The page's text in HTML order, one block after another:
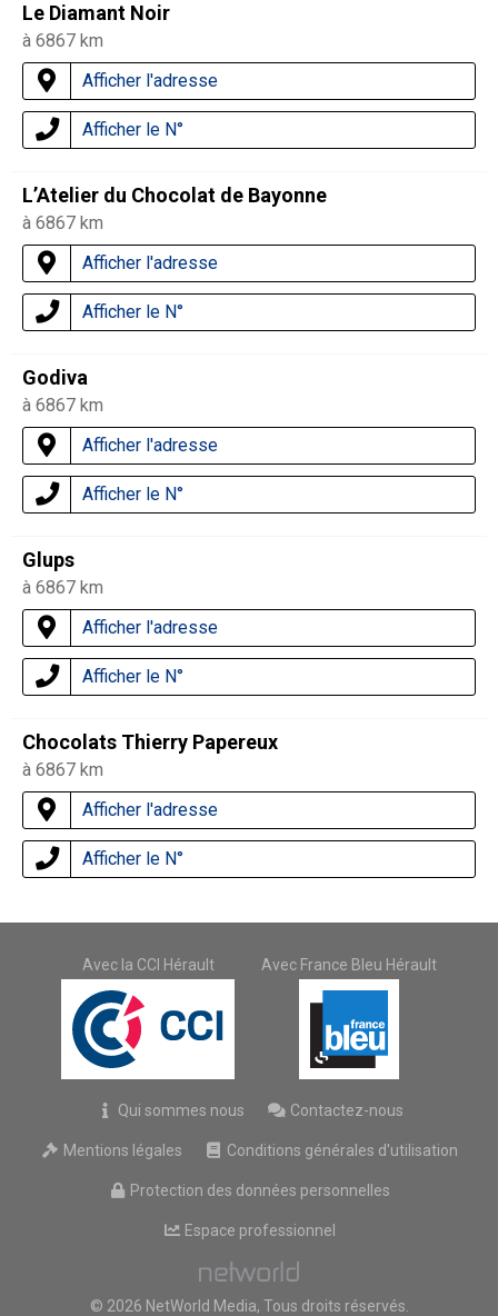
Le Diamant Noir
à 6867 km
Afficher l'adresse
Afficher le N°
L’Atelier du Chocolat de Bayonne
à 6867 km
Afficher l'adresse
Afficher le N°
Godiva
à 6867 km
Afficher l'adresse
Afficher le N°
Glups
à 6867 km
Afficher l'adresse
Afficher le N°
Chocolats Thierry Papereux
à 6867 km
Afficher l'adresse
Afficher le N°
Avec la CCI Hérault Avec France Bleu Hérault
Qui sommes nous Contactez-nous
Mentions légales Conditions générales d'utilisation
Protection des données personnelles
Espace professionnel
© 2026 NetWorld Media, Tous droits réservés.